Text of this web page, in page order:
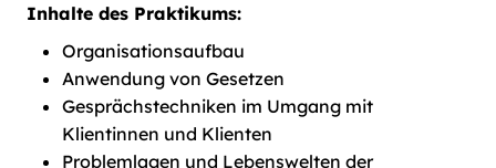
Inhalte des Praktikums:
Organisationsaufbau
Anwendung von Gesetzen
Gesprächstechniken im Umgang mit
Klientinnen und Klienten
Problemlagen und Lebenswelten der